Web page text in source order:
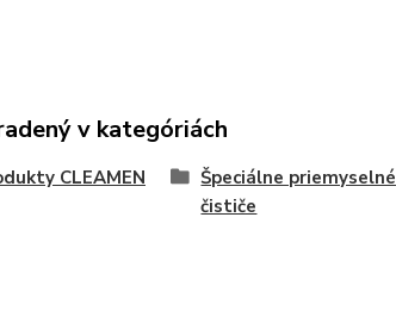
v kategóriách
CLEAMEN
Špeciálne priemyselné
čističe